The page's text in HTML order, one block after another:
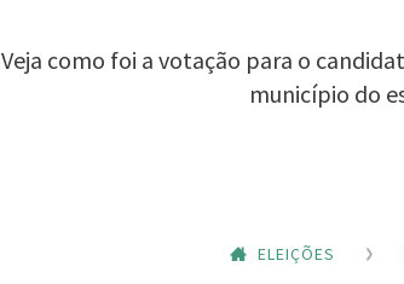
Veja como foi a votação para o
município do
ELEIÇÕES